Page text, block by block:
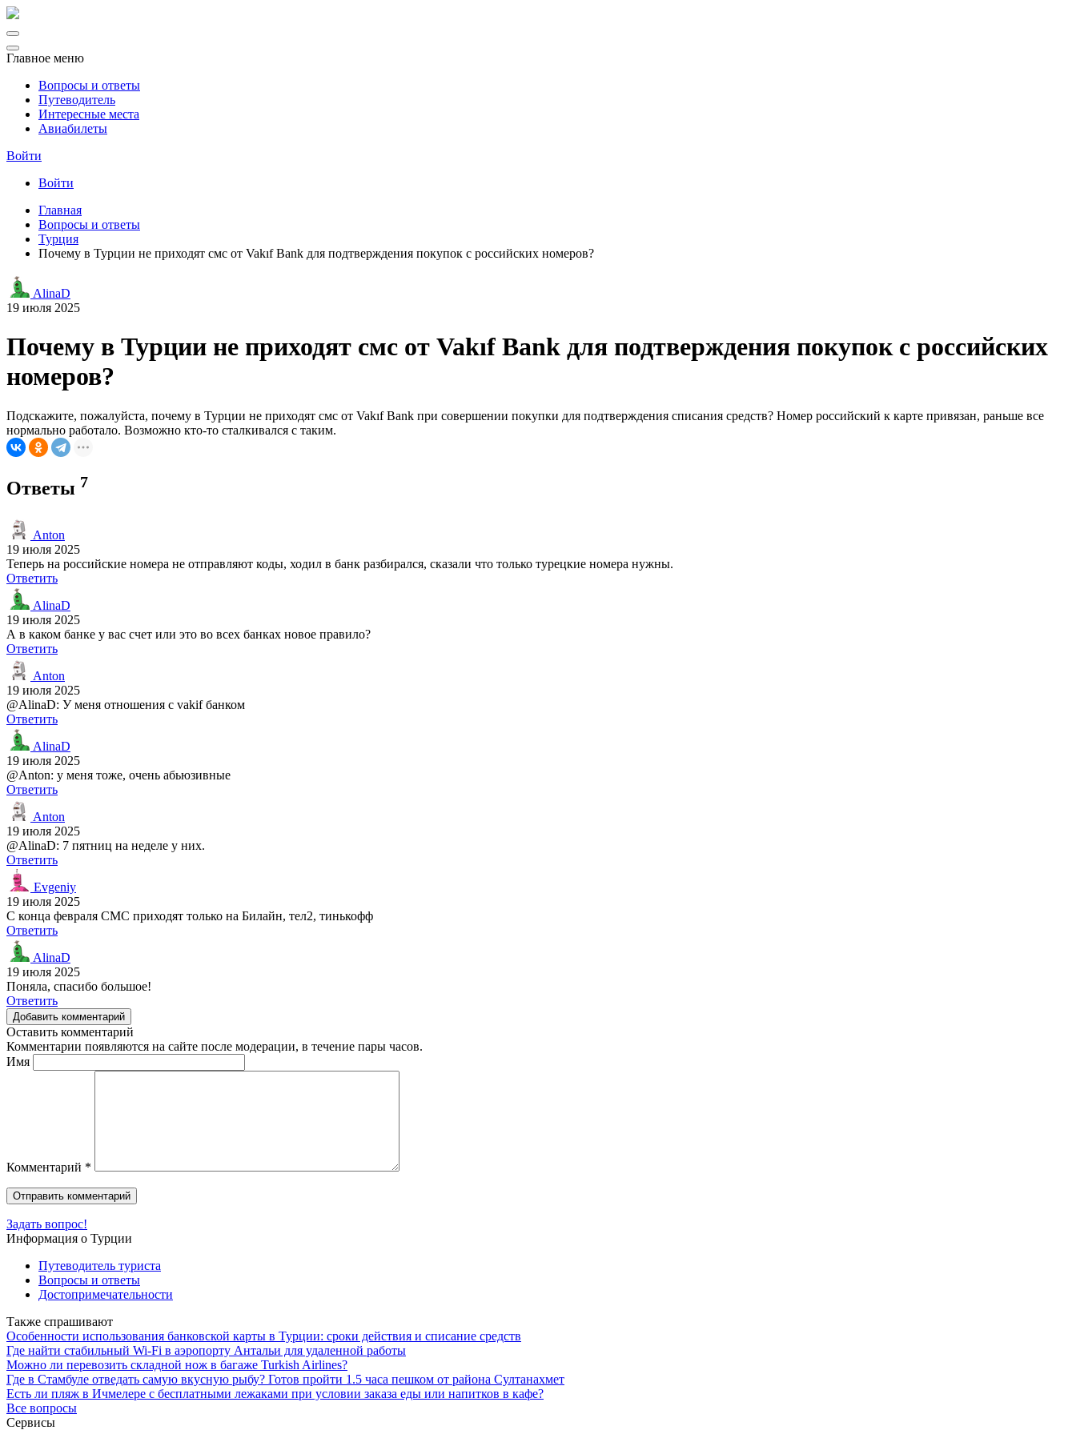
Главное меню
Вопросы и ответы
Путеводитель
Интересные места
Авиабилеты
Войти
Войти
Главная
Вопросы и ответы
Турция
Почему в Турции не приходят смс от Vakıf Bank для подтверждения покупок с российских номеров?
AlinaD
19 июля 2025
Почему в Турции не приходят смс от Vakıf Bank для подтверждения покупок с российских
номеров?
Подскажите, пожалуйста, почему в Турции не приходят смс от Vakıf Bank при совершении покупки для подтверждения списания средств? Номер российский к карте привязан, раньше все
нормально работало. Возможно кто-то сталкивался с таким.
Ответы 7
Anton
19 июля 2025
Теперь на российские номера не отправляют коды, ходил в банк разбирался, сказали что только турецкие номера нужны.
Ответить
AlinaD
19 июля 2025
А в каком банке у вас счет или это во всех банках новое правило?
Ответить
Anton
19 июля 2025
@AlinaD: У меня отношения с vakif банком
Ответить
AlinaD
19 июля 2025
@Anton: у меня тоже, очень абьюзивные
Ответить
Anton
19 июля 2025
@AlinaD: 7 пятниц на неделе у них.
Ответить
Evgeniy
19 июля 2025
С конца февраля СМС приходят только на Билайн, тел2, тинькофф
Ответить
AlinaD
19 июля 2025
Поняла, спасибо большое!
Ответить
Добавить комментарий
Оставить комментарий
Комментарии появляются на сайте после модерации, в течение пары часов.
Имя
Комментарий *
Задать вопрос!
Информация о Турции
Путеводитель туриста
Вопросы и ответы
Достопримечательности
Также спрашивают
Особенности использования банковской карты в Турции: сроки действия и списание средств
Где найти стабильный Wi-Fi в аэропорту Антальи для удаленной работы
Можно ли перевозить складной нож в багаже Turkish Airlines?
Где в Стамбуле отведать самую вкусную рыбу? Готов пройти 1.5 часа пешком от района Султанахмет
Есть ли пляж в Ичмелере с бесплатными лежаками при условии заказа еды или напитков в кафе?
Все вопросы
Сервисы